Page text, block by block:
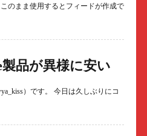
のまま使用するとフィードが作成で
品が異様に安い
）です。 今日は久しぶりにコ